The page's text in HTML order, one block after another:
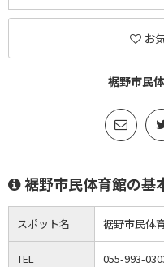
お
裾野市民
裾野市民体育館の基
スポット名 裾野市民体
TEL 055-993-